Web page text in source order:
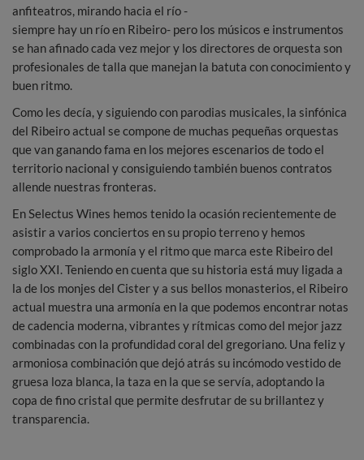
anfiteatros, mirando hacia el río -
siempre hay un río en Ribeiro- pero los músicos e instrumentos
se han afinado cada vez mejor y los directores de orquesta son
profesionales de talla que manejan la batuta con conocimiento y
buen ritmo.
Como les decía, y siguiendo con parodias musicales, la sinfónica
del Ribeiro actual se compone de muchas pequeñas orquestas
que van ganando fama en los mejores escenarios de todo el
territorio nacional y consiguiendo también buenos contratos
allende nuestras fronteras.
En Selectus Wines hemos tenido la ocasión recientemente de
asistir a varios conciertos en su propio terreno y hemos
comprobado la armonía y el ritmo que marca este Ribeiro del
siglo XXI. Teniendo en cuenta que su historia está muy ligada a
la de los monjes del Cister y a sus bellos monasterios, el Ribeiro
actual muestra una armonía en la que podemos encontrar notas
de cadencia moderna, vibrantes y rítmicas como del mejor jazz
combinadas con la profundidad coral del gregoriano. Una feliz y
armoniosa combinación que dejó atrás su incómodo vestido de
gruesa loza blanca, la taza en la que se servía, adoptando la
copa de fino cristal que permite desfrutar de su brillantez y
transparencia.